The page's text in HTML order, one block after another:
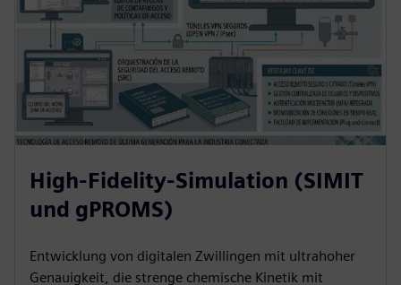
High-Fidelity-Simulation (SIMIT
und gPROMS)
Entwicklung von digitalen Zwillingen mit ultrahoher
Genauigkeit, die strenge chemische Kinetik mit